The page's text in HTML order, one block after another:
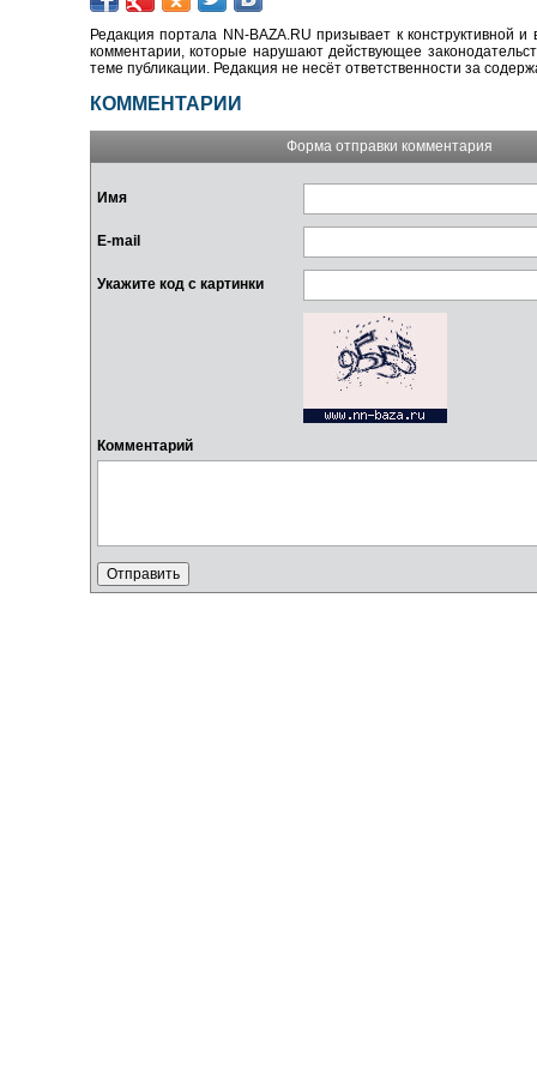
Редакция портала NN-BAZA.RU призывает к конструктивной
комментарии, которые нарушают действующее
теме публикации. Редакция не несёт ответственности за
КОММЕНТАРИИ
Форма отправки комментария
Имя
E-mail
Укажите код с картинки
Комментарий